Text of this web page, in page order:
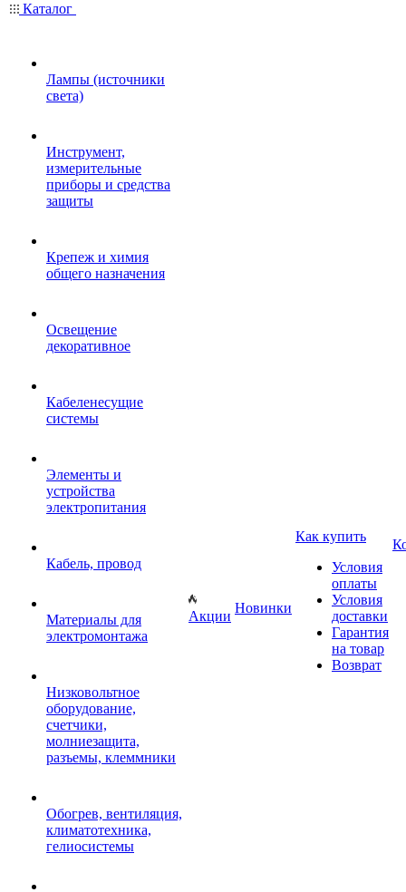
Каталог
Лампы (источники
света)
Инструмент,
измерительные
приборы и средства
защиты
Крепеж и химия
общего назначения
Освещение
декоративное
Кабеленесущие
системы
Элементы и
устройства
электропитания
Кабель, провод
Материалы для
электромонтажа
Низковольтное
оборудование,
счетчики,
молниезащита,
разъемы, клеммники
Обогрев, вентиляция,
климатотехника,
гелиосистемы
Акции
Новинки
Как купить
Условия
оплаты
Условия
доставки
Гарантия
на товар
Возврат